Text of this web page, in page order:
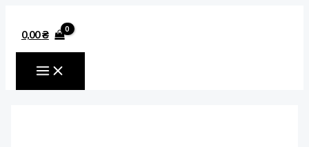
содержимому
0,00₴
Hugo
Boss
Boss
PureДухи
в